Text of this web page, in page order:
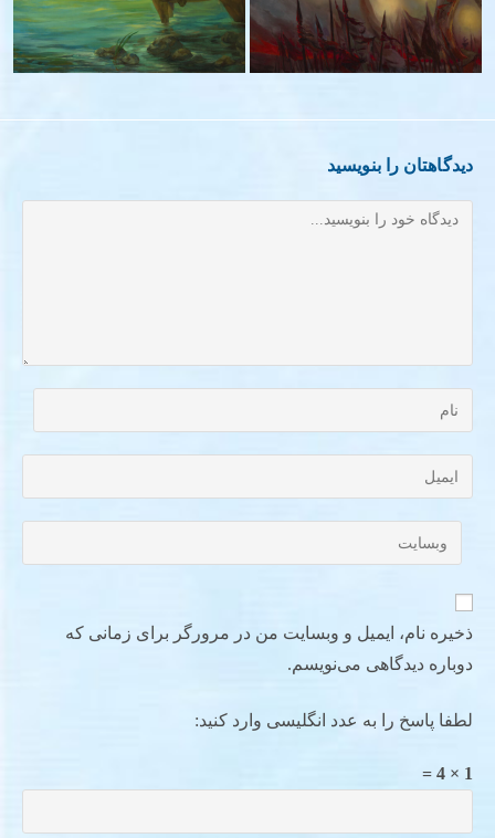
آیه عجیب – ۱۳۹۰ در محضر – ۱۳۹۴ – ۱۳۹۸
دیدگاهتان را بنویسید
ذخیره نام، ایمیل و وبسایت من در مرورگر برای زمانی که
دوباره دیدگاهی می‌نویسم.
لطفا پاسخ را به عدد انگلیسی وارد کنید:
1 × 4 =